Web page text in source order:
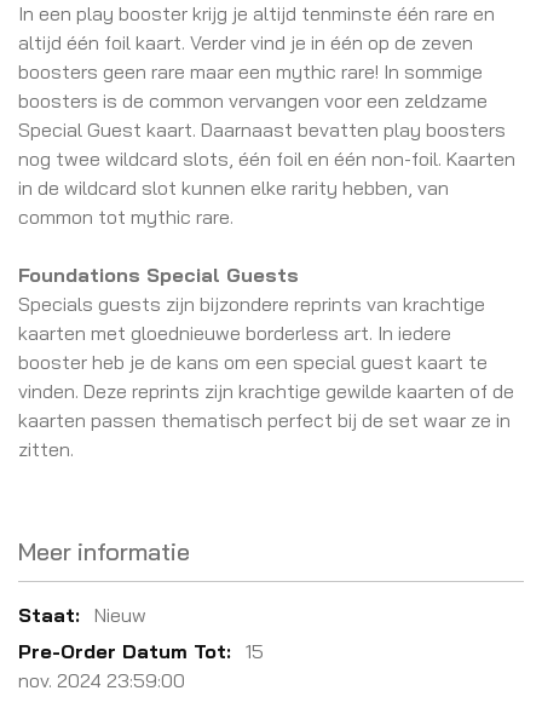
In een play booster krijg je altijd tenminste één rare en
altijd één foil kaart. Verder vind je in één op de zeven
boosters geen rare maar een mythic rare! In sommige
boosters is de common vervangen voor een zeldzame
Special Guest kaart. Daarnaast bevatten play boosters
nog twee wildcard slots, één foil en één non-foil. Kaarten
in de wildcard slot kunnen elke rarity hebben, van
common tot mythic rare.
Foundations Special Guests
Specials guests zijn bijzondere reprints van krachtige
kaarten met gloednieuwe borderless art. In iedere
booster heb je de kans om een special guest kaart te
vinden. Deze reprints zijn krachtige gewilde kaarten of de
kaarten passen thematisch perfect bij de set waar ze in
zitten.
Meer informatie
Meer
informatie
Nieuw
15
nov. 2024 23:59:00